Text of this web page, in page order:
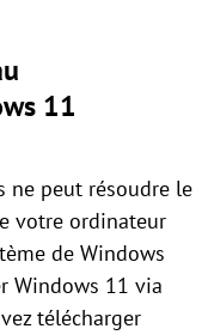
11
ne peut résoudre le
votre ordinateur
de Windows
Windows 11 via
télécharger